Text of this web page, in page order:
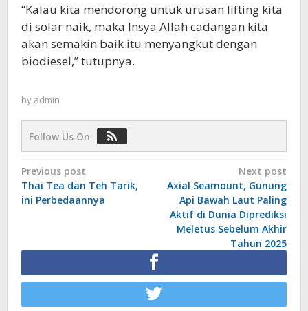
“Kalau kita mendorong untuk urusan lifting kita
di solar naik, maka Insya Allah cadangan kita
akan semakin baik itu menyangkut dengan
biodiesel,” tutupnya.
by admin
Follow Us On
Post
navigation
Previous post
Thai Tea dan Teh Tarik,
ini Perbedaannya
Next post
Axial Seamount, Gunung
Api Bawah Laut Paling
Aktif di Dunia Diprediksi
Meletus Sebelum Akhir
Tahun 2025